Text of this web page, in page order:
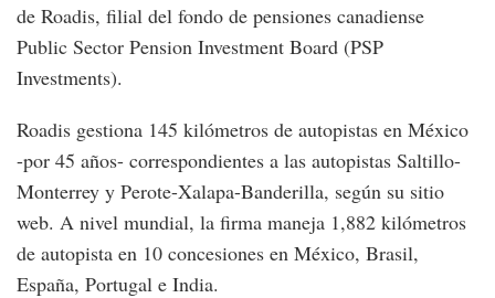
de Roadis, filial del fondo de pensiones canadiense
Public Sector Pension Investment Board (PSP
Investments).
Roadis gestiona 145 kilómetros de autopistas en México
-por 45 años- correspondientes a las autopistas Saltillo-
Monterrey y Perote-Xalapa-Banderilla, según su sitio
web. A nivel mundial, la firma maneja 1,882 kilómetros
de autopista en 10 concesiones en México, Brasil,
España, Portugal e India.